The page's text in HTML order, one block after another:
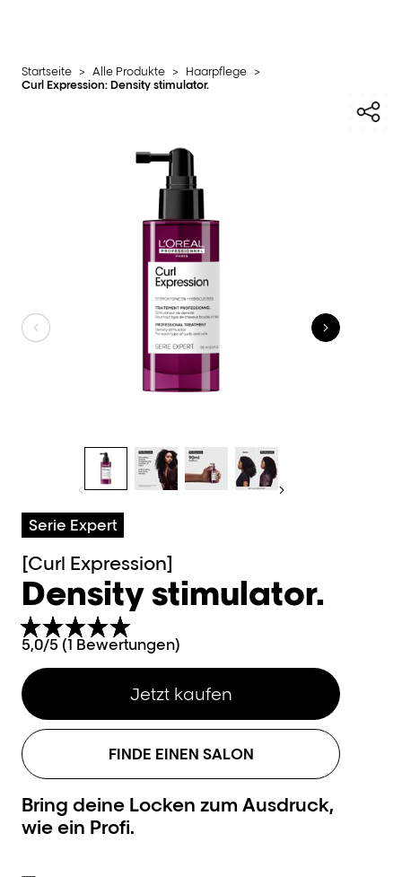
Startseite > Alle Produkte > Haarpflege >
Curl Expression: Density stimulator.
Serie Expert
[Curl Expression]
Density stimulator.
5,0/5 (1 Bewertungen)
Bring deine Locken zum Ausdruck,
wie ein Profi.
Jetzt kaufen
FINDE EINEN SALON